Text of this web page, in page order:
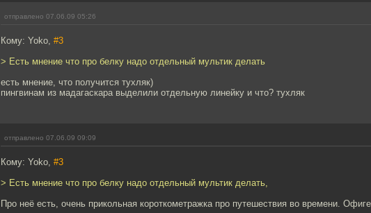
отправлено 07.06.09 05:26
Кому: Yoko, #3
> Есть мнение что про белку надо отдельный мультик делать
есть мнение, что получится тухляк)
пингвинам из мадагаскара выделили отдельную линейку и что? тухляк
отправлено 07.06.09 09:09
Кому: Yoko, #3
> Есть мнение что про белку надо отдельный мультик делать,
Про неё есть, очень прикольная короткометражка про путешествия во времени.